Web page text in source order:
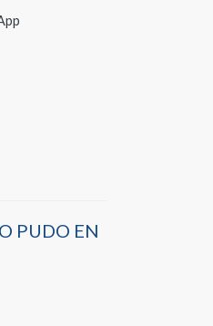
PUDO EN